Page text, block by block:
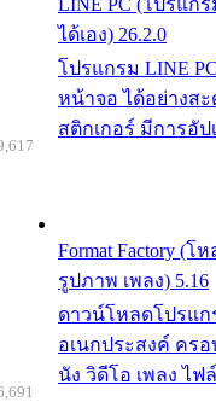
LINE PC (โปรแก
ได้เอง) 26.2.0
โปรแกรม LINE
หน้าจอ ได้อย่างส
สติกเกอร์ มีการอัป
Format Factory (โ
รูปภาพ เพลง) 5.16
ดาวน์โหลดโปรแก
อเนกประสงค์ คร
นัง วิดีโอ เพลง ไฟ